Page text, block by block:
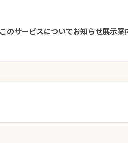
このサービスについてお知らせ展示案